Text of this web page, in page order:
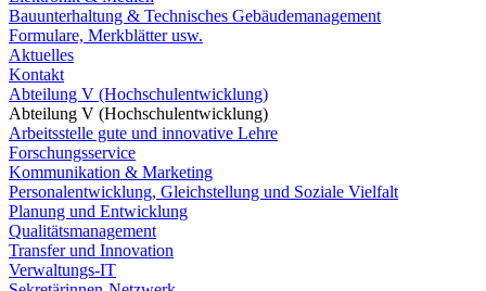
Bauunterhaltung & Technisches Gebäudemanagement
Formulare, Merkblätter usw.
Aktuelles
Kontakt
Abteilung V (Hochschulentwicklung)
Abteilung V (Hochschulentwicklung)
Arbeitsstelle gute und innovative Lehre
Forschungsservice
Kommunikation & Marketing
Personalentwicklung, Gleichstellung und Soziale Vielfalt
Planung und Entwicklung
Qualitätsmanagement
Transfer und Innovation
Verwaltungs-IT